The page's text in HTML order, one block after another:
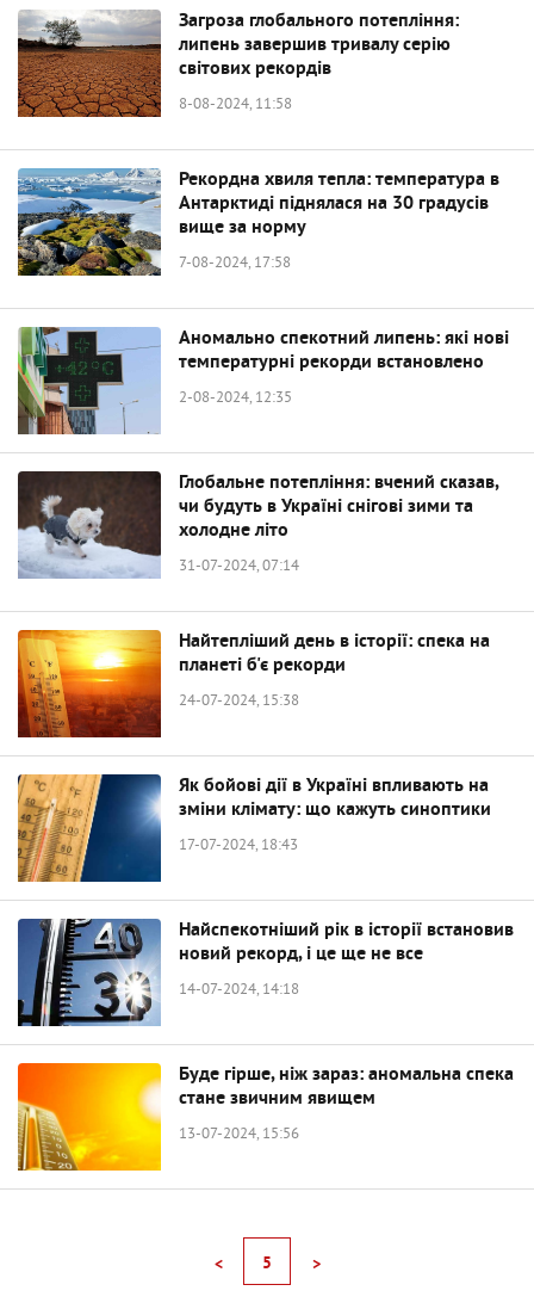
Загроза глобального потепління:
липень завершив тривалу серію
світових рекордів
8-08-2024, 11:58
Рекордна хвиля тепла: температура в
Антарктиді піднялася на 30 градусів
вище за норму
7-08-2024, 17:58
Аномально спекотний липень: які нові
температурні рекорди встановлено
2-08-2024, 12:35
Глобальне потепління: вчений сказав,
чи будуть в Україні снігові зими та
холодне літо
31-07-2024, 07:14
Найтепліший день в історії: спека на
планеті б'є рекорди
24-07-2024, 15:38
Як бойові дії в Україні впливають на
зміни клімату: що кажуть синоптики
17-07-2024, 18:43
Найспекотніший рік в історії встановив
новий рекорд, і це ще не все
14-07-2024, 14:18
Буде гірше, ніж зараз: аномальна спека
стане звичним явищем
13-07-2024, 15:56
< 5 >